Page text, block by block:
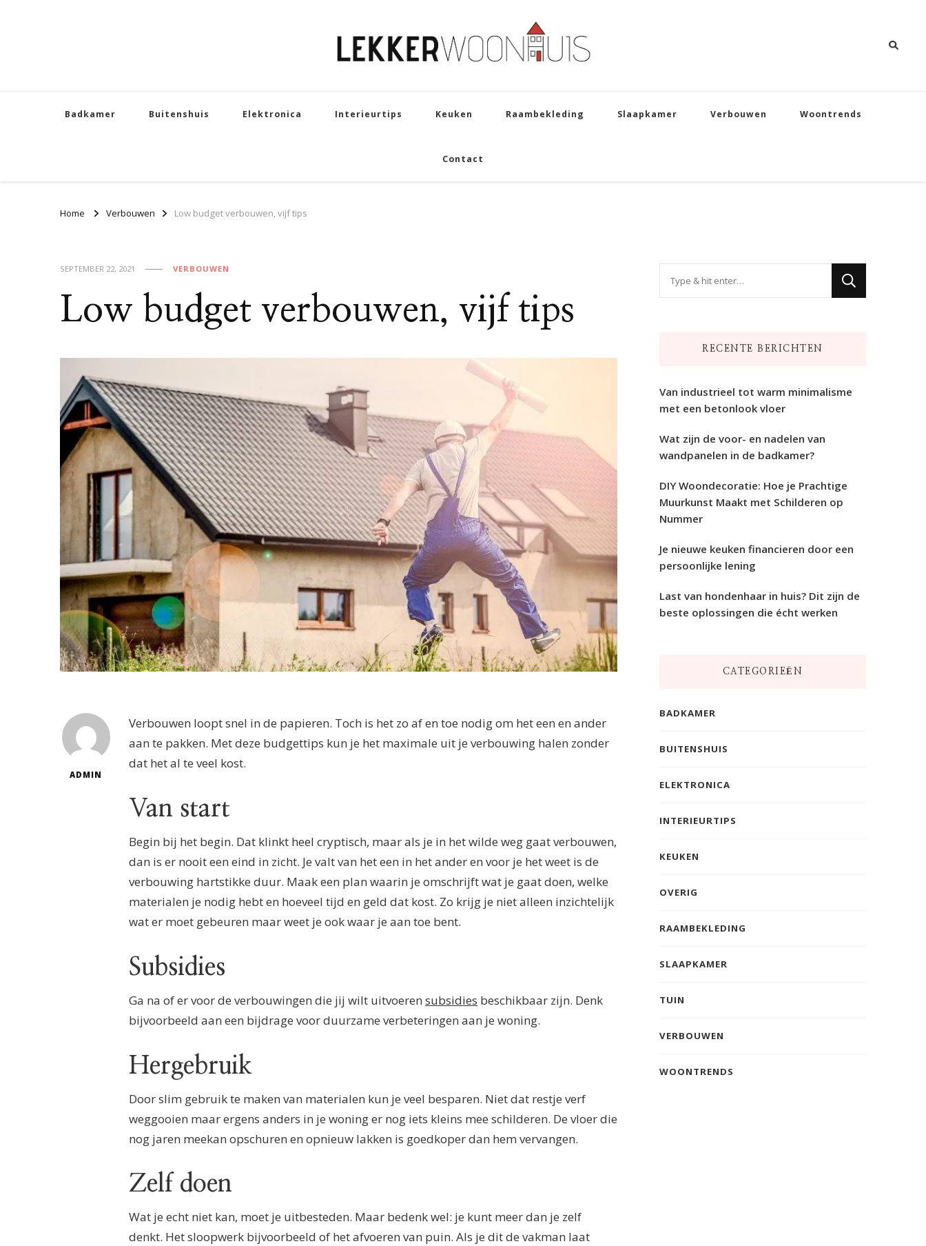
Badkamer Buitenshuis Elektronica Interieurtips Keuken Raambekleding Slaapkamer Verbouwen Woontrends
Contact
Home Verbouwen Low budget verbouwen, vijf tips
SEPTEMBER 22, 2021 VERBOUWEN
Low budget verbouwen, vijf tips
ADMIN
Verbouwen loopt snel in de papieren. Toch is het zo af en toe nodig om het een en ander
aan te pakken. Met deze budgettips kun je het maximale uit je verbouwing halen zonder
dat het al te veel kost.
Van start
Begin bij het begin. Dat klinkt heel cryptisch, maar als je in het wilde weg gaat verbouwen,
dan is er nooit een eind in zicht. Je valt van het een in het ander en voor je het weet is de
verbouwing hartstikke duur. Maak een plan waarin je omschrijft wat je gaat doen, welke
materialen je nodig hebt en hoeveel tijd en geld dat kost. Zo krijg je niet alleen inzichtelijk
wat er moet gebeuren maar weet je ook waar je aan toe bent.
Subsidies
Ga na of er voor de verbouwingen die jij wilt uitvoeren subsidies beschikbaar zijn. Denk
bijvoorbeeld aan een bijdrage voor duurzame verbeteringen aan je woning.
Hergebruik
Door slim gebruik te maken van materialen kun je veel besparen. Niet dat restje verf
weggooien maar ergens anders in je woning er nog iets kleins mee schilderen. De vloer die
nog jaren meekan opschuren en opnieuw lakken is goedkoper dan hem vervangen.
Zelf doen
Wat je echt niet kan, moet je uitbesteden. Maar bedenk wel: je kunt meer dan je zelf
denkt. Het sloopwerk bijvoorbeeld of het afvoeren van puin. Als je dit de vakman laat
RECENTE BERICHTEN
Van industrieel tot warm minimalisme
met een betonlook vloer
Wat zijn de voor- en nadelen van
wandpanelen in de badkamer?
DIY Woondecoratie: Hoe je Prachtige
Muurkunst Maakt met Schilderen op
Nummer
Je nieuwe keuken financieren door een
persoonlijke lening
Last van hondenhaar in huis? Dit zijn de
beste oplossingen die écht werken
CATEGORIEËN
BADKAMER
BUITENSHUIS
ELEKTRONICA
INTERIEURTIPS
KEUKEN
OVERIG
RAAMBEKLEDING
SLAAPKAMER
TUIN
VERBOUWEN
WOONTRENDS